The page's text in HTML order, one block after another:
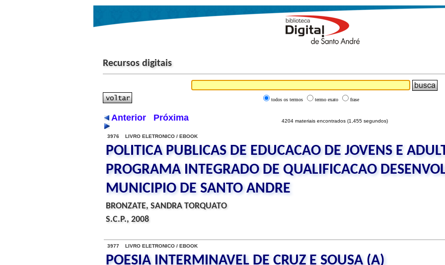
Recursos digitais
todos os termos termo exato frase
Anterior Próxima 4204 materiais encontrados (1,455 segundos)
3976 LIVRO ELETRONICO / EBOOK
POLITICA PUBLICAS DE EDUCACAO DE JOVENS E
PROGRAMA INTEGRADO DE QUALIFICACAO
MUNICIPIO DE SANTO ANDRE
BRONZATE, SANDRA TORQUATO
S.C.P., 2008
3977 LIVRO ELETRONICO / EBOOK
POESIA INTERMINAVEL DE CRUZ E SOUSA (A)